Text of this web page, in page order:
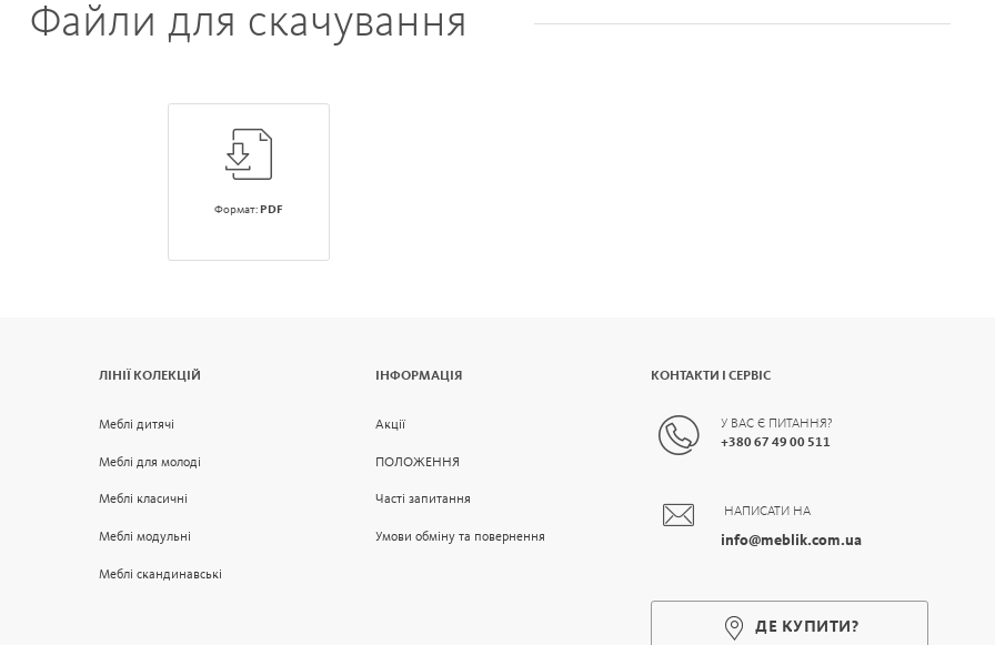
Файли для скачування
Формат: PDF
ЛІНІЇ КОЛЕКЦІЙ
Меблі дитячі
Меблі для молоді
Меблі класичні
Меблі модульні
Меблі скандинавські
ІНФОРМАЦІЯ
Акції
ПОЛОЖЕННЯ
Часті запитання
Умови обміну та повернення
КОНТАКТИ І СЕРВІС
У ВАС Є ПИТАННЯ?
+380 67 49 00 511
НАПИСАТИ НА
info@meblik.com.ua
ДЕ КУПИТИ?